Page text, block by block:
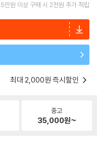
5만원 이상 구매 시 2천원 추가 적립
최대 2,000원 즉시할인
중고
35,000원~